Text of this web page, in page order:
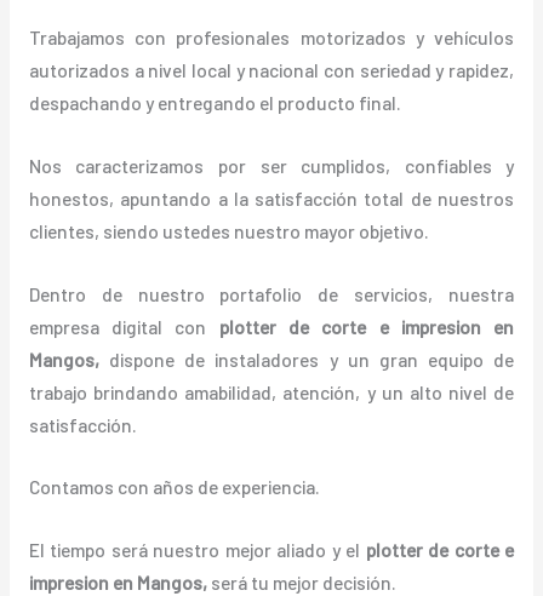
Trabajamos con profesionales motorizados y vehículos
autorizados a nivel local y nacional con seriedad y rapidez,
despachando y entregando el producto final.
Nos caracterizamos por ser cumplidos, confiables y
honestos, apuntando a la satisfacción total de nuestros
clientes, siendo ustedes nuestro mayor objetivo.
Dentro de nuestro portafolio de servicios, nuestra
empresa digital con plotter de corte e impresion en
Mangos,dispone de instaladores y un gran equipo de
trabajo brindando amabilidad, atención, y un alto nivel de
satisfacción.
Contamos con años de experiencia.
El tiempo será nuestro mejor aliado y el plotter de corte e
impresion en Mangos, será tu mejor decisión.